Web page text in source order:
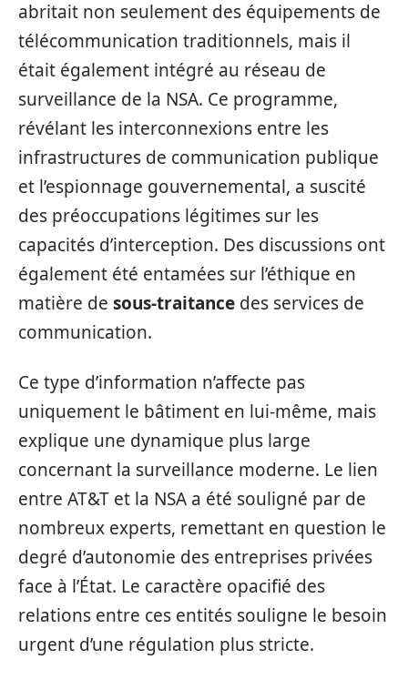
abritait non seulement des équipements de
télécommunication traditionnels, mais il
était également intégré au réseau de
surveillance de la NSA. Ce programme,
révélant les interconnexions entre les
infrastructures de communication publique
et l’espionnage gouvernemental, a suscité
des préoccupations légitimes sur les
capacités d’interception. Des discussions ont
également été entamées sur l’éthique en
matière de sous-traitance des services de
communication.
Ce type d’information n’affecte pas
uniquement le bâtiment en lui-même, mais
explique une dynamique plus large
concernant la surveillance moderne. Le lien
entre AT&T et la NSA a été souligné par de
nombreux experts, remettant en question le
degré d’autonomie des entreprises privées
face à l’État. Le caractère opacifié des
relations entre ces entités souligne le besoin
urgent d’une régulation plus stricte.